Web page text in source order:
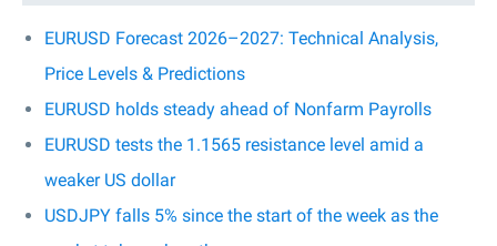
EURUSD Forecast 2026–2027: Technical Analysis,
Price Levels & Predictions
EURUSD holds steady ahead of Nonfarm Payrolls
EURUSD tests the 1.1565 resistance level amid a
weaker US dollar
USDJPY falls 5% since the start of the week as the